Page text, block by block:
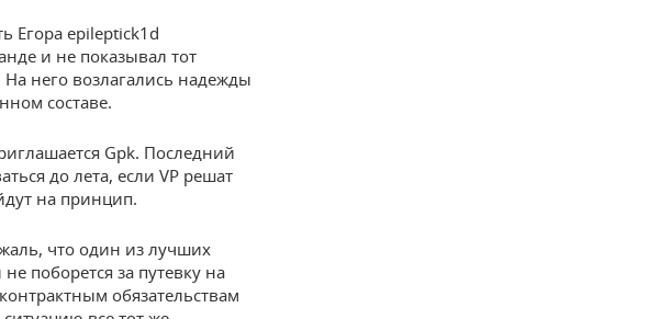
Егора epileptick1d
и не показывал тот
него возлагались надежды
составе.
Gpk. Последний
до лета, если VP решат
на принцип.
что один из лучших
поборется за путевку на
обязательствам